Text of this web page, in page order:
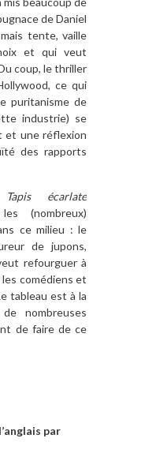
de Daniel
tente, vaille
et qui veut
coup, le thriller
ce qui
puritanisme de
industrie) se
et une réflexion
des rapports
Tapis écarlate
(nombreux)
ce milieu : le
de jupons,
refourguer à
comédiens et
tableau est à la
nombreuses
de faire de ce
par